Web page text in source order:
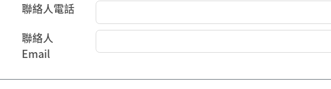
聯絡人電話
聯絡人
Email